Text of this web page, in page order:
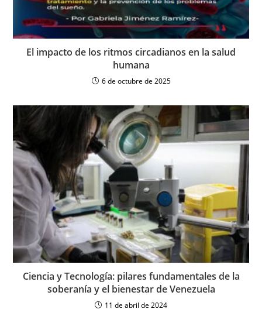
El impacto de los ritmos circadianos en la salud
humana
6 de octubre de 2025
Ciencia y Tecnología: pilares fundamentales de la
soberanía y el bienestar de Venezuela
11 de abril de 2024